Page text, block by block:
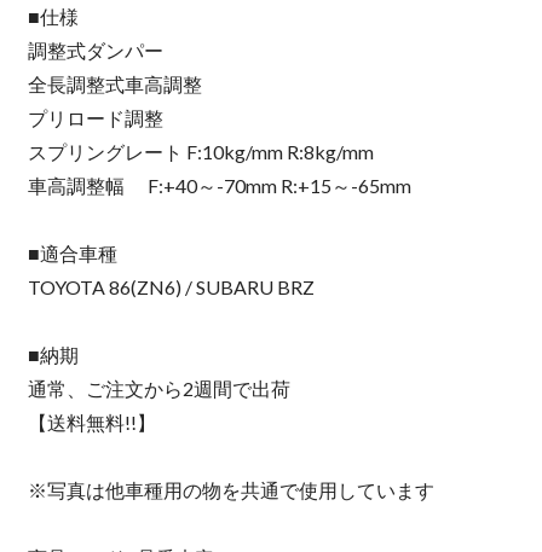
■仕様
調整式ダンパー
全長調整式車高調整
プリロード調整
スプリングレート F:10kg/mm R:8kg/mm
車高調整幅 F:+40～-70mm R:+15～-65mm
■適合車種
TOYOTA 86(ZN6) / SUBARU BRZ
■納期
通常、ご注文から2週間で出荷
【送料無料!!】
※写真は他車種用の物を共通で使用しています